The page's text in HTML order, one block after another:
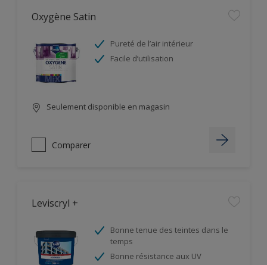
Oxygène Satin
Pureté de l’air intérieur
Facile d’utilisation
Seulement disponible en magasin
Comparer
Leviscryl +
Bonne tenue des teintes dans le
temps
Bonne résistance aux UV